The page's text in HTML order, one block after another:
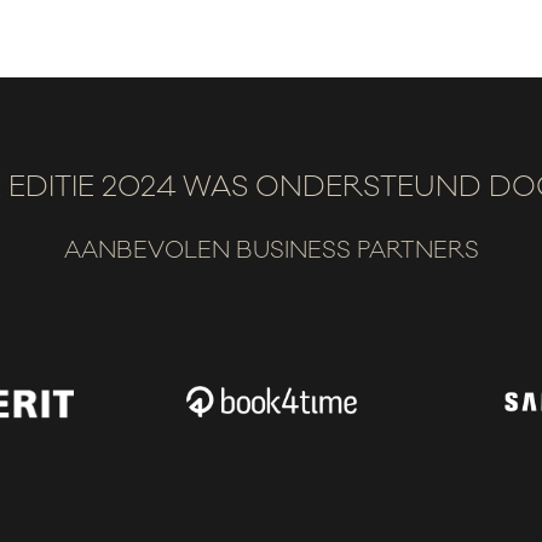
EDITIE 2024 WAS ONDERSTEUND
AANBEVOLEN BUSINESS PARTNERS